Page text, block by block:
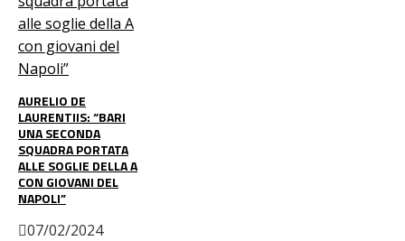
AURELIO DE
LAURENTIIS: “BARI
UNA SECONDA
SQUADRA PORTATA
ALLE SOGLIE DELLA A
CON GIOVANI DEL
NAPOLI”
07/02/2024